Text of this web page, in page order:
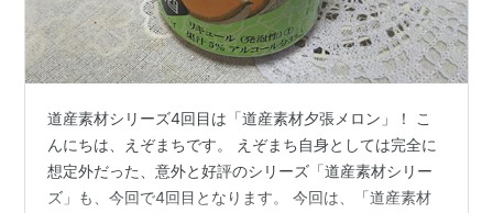
道産素材シリーズ4回目は「道産素材夕張メロン」！ こ
んにちは、えぞまちです。 えぞまち自身としては完全に
想定外だった、意外と好評のシリーズ「道産素材シリー
ズ」も、今回で4回目となります。 今回は、「道産素材